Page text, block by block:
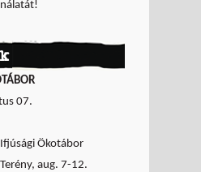
07.
Ifjúsági Ökotábor
aug. 7-12.